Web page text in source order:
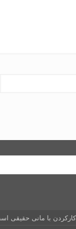
با مانی حقیقی